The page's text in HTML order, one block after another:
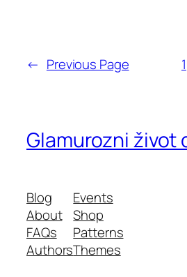
← Previous Page 1
Glamurozni život
Blog
About
FAQs
Authors
Events
Shop
Patterns
Themes